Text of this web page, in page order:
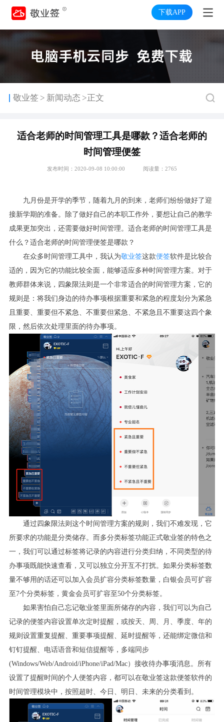
下载APP
敬业签 > 新闻动态 >正文
适合老师的时间管理工具是哪款？适合老师的
时间管理便签
发布时间：2020-09-08 10:00:00 阅读量：2765
九月份是开学的季节，随着九月的到来，老师们纷纷做好了迎
接新学期的准备。除了做好自己的本职工作外，要想让自己的教学
成果更加突出，还需要做好时间管理。适合老师的时间管理工具是
什么？适合老师的时间管理便签是哪款？
在众多时间管理工具中，我认为敬业签这款便签软件是比较合
适的，因为它的功能比较全面，能够适应多种时间管理方案。对于
教师群体来说，四象限法则是一个非常适合的时间管理方案，它的
规则是：将我们身边的待办事项根据重要和紧急的程度划分为紧急
且重要、重要但不紧急、不重要但紧急、不紧急且不重要这四个象
限，然后依次处理里面的待办事项。
通过四象限法则这个时间管理方案的规则，我们不难发现，它
所要求的功能是分类储存。而多分类标签功能正式敬业签的特色之
一，我们可以通过标签将记录的内容进行分类归纳，不同类型的待
办事项既能快速查看，又可以独立分开互不打扰。如果分类标签数
量不够用的话还可以加入会员扩容分类标签数量，白银会员可扩容
至7个分类标签，黄金会员可扩容至50个分类标签。
如果害怕自己忘记敬业签里面所储存的内容，我们可以为自己
记录的便签内容设置单次定时提醒，或按天、周、月、季度、年的
规则设置重复提醒、重要事项提醒、延时提醒等，还能绑定微信和
钉钉提醒、电话语音和短信提醒等，多端同步
(Windows/Web/Android/iPhone/iPad/Mac）接收待办事项消息。所有
设置了提醒时间的个人便签内容，都可以在敬业签这款便签软件的
时间管理模块中，按照超时、今日、明日、未来的分类看到。